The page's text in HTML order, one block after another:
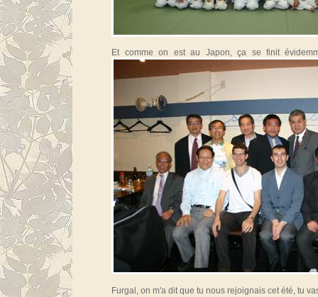
Et comme on est au Japon, ça se finit
Furgal, on m'a dit que tu nous rejoignais cet été, tu